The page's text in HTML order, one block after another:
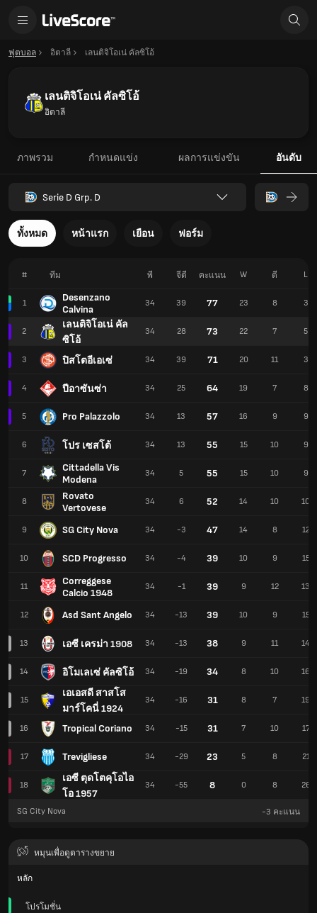
ฟุตบอล อิตาลี เลนติจิโอเน่ คัลซิโอ้
เลนติจิโอเน่ คัลซิโอ้
อิตาลี
ภาพรวม กำหนดแข่ง ผลการแข่งขัน อันดับ
Serie D Grp. D
ทั้งหมด หน้าแรก เยือน ฟอร์ม
# ทีม
1
Desenzano
Calvina
2
เลนติจิโอเน่ คัล
ซิโอ้
3 ปิสโตอีเอเซ่
4 ปีอาซันซ่า
5 Pro Palazzolo
6 โปร เซสโต้
7
Cittadella Vis
Modena
8
Rovato
Vertovese
9 SG City Nova
10 SCD Progresso
11
Correggese
Calcio 1948
12 Asd Sant Angelo
13 เอซี เครม่า 1908
14 อิโมเลเซ่ คัลซิโอ้
15
เอเอสดี สาสโส
มาร์โคนี่ 1924
16 Tropical Coriano
17 Trevigliese
18
เอซี ตุดโตคุโอไอ
โอ 1957
พี จีดี คะแนน W ดี L
34 39 77 23 8 3
34 28 73 22 7 5
34 39 71 20 11 3
34 25 64 19 7 8
34 13 57 16 9 9
34 13 55 15 10 9
34 5 55 15 10 9
34 6 52 14 10 10
34 -3 47 14 8 12
34 -4 39 10 9 15
34 -1 39 9 12 13
34 -13 39 10 9 15
34 -13 38 9 11 14
34 -19 34 8 10 16
34 -16 31 8 7 19
34 -15 31 7 10 17
34 -29 23 5 8 21
34 -55 8 0 8 26
SG City Nova -3 คะแนน
หมุนเพื่อดูตารางขยาย
หลัก
โปรโมชั่น